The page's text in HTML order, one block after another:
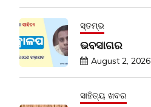
ସ୍ତମ୍ଭ
ଭବସାଗର
August 2, 2026
ସାହିତ୍ୟ ଖବର